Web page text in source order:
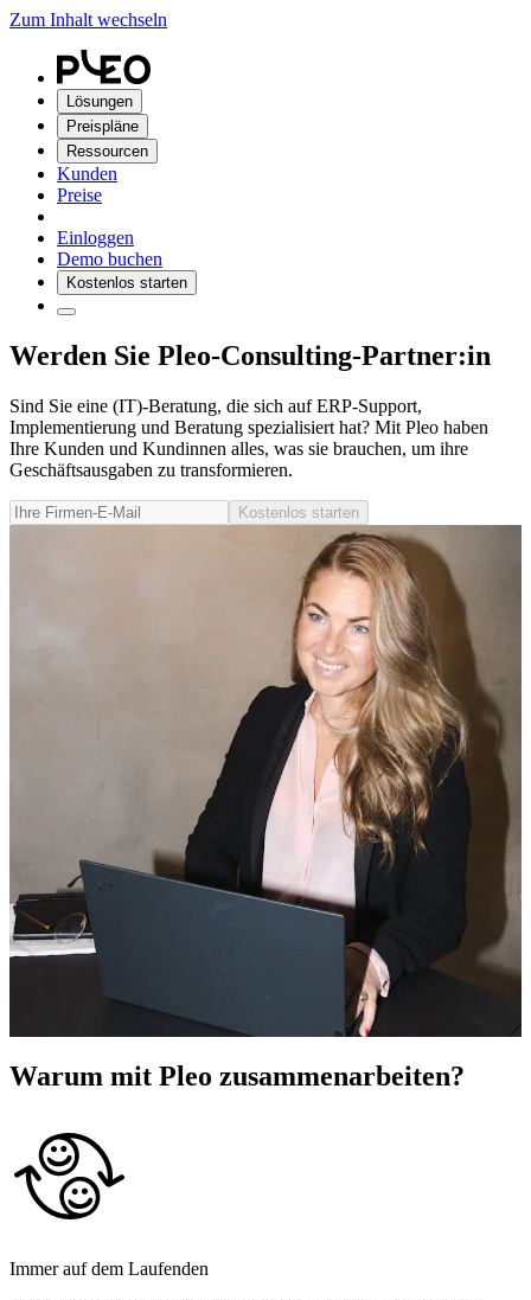
Zum Inhalt wechseln
Lösungen
Preispläne
Ressourcen
Kunden
Preise
Einloggen
Demo buchen
Kostenlos starten
Werden Sie Pleo-Consulting-Partner:in
Sind Sie eine (IT)-Beratung, die sich auf ERP-Support,
Implementierung und Beratung spezialisiert hat? Mit Pleo haben
Ihre Kunden und Kundinnen alles, was sie brauchen, um ihre
Geschäftsausgaben zu transformieren.
Kostenlos starten
Warum mit Pleo zusammenarbeiten?
Immer auf dem Laufenden